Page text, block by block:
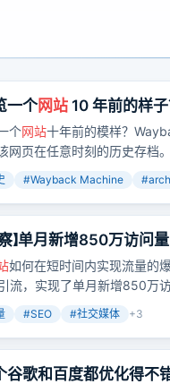
一个网站 10 年前的样子
个网站十年前的模样？
网页在任意时刻的历史存档。
#Wayback Machine #
察】单月新增850万访问
如何在短时间内实现流量的
流，实现了单月新增850万
#SEO #社交媒体 +3
谷歌和百度都优化得不